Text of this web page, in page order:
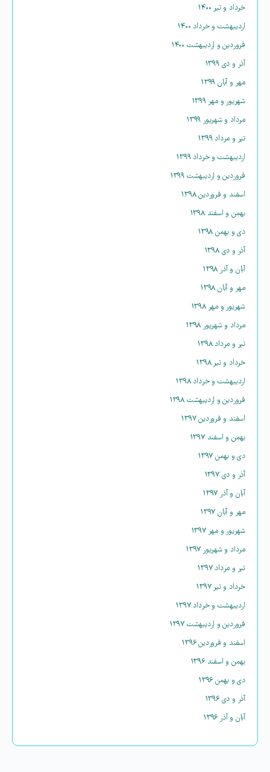
خرداد و تیر ۱۴۰۰
اردیبهشت و خرداد ۱۴۰۰
فروردین و اردیبهشت ۱۴۰۰
آذر و دی ۱۳۹۹
مهر و آبان ۱۳۹۹
شهریور و مهر ۱۳۹۹
مرداد و شهریور ۱۳۹۹
تیر و مرداد ۱۳۹۹
اردیبهشت و خرداد ۱۳۹۹
فروردین و اردیبهشت ۱۳۹۹
اسفند و فروردین ۱۳۹۸
بهمن و اسفند ۱۳۹۸
دی و بهمن ۱۳۹۸
آذر و دی ۱۳۹۸
آبان و آذر ۱۳۹۸
مهر و آبان ۱۳۹۸
شهریور و مهر ۱۳۹۸
مرداد و شهریور ۱۳۹۸
تیر و مرداد ۱۳۹۸
خرداد و تیر ۱۳۹۸
اردیبهشت و خرداد ۱۳۹۸
فروردین و اردیبهشت ۱۳۹۸
اسفند و فروردین ۱۳۹۷
بهمن و اسفند ۱۳۹۷
دی و بهمن ۱۳۹۷
آذر و دی ۱۳۹۷
آبان و آذر ۱۳۹۷
مهر و آبان ۱۳۹۷
شهریور و مهر ۱۳۹۷
مرداد و شهریور ۱۳۹۷
تیر و مرداد ۱۳۹۷
خرداد و تیر ۱۳۹۷
اردیبهشت و خرداد ۱۳۹۷
فروردین و اردیبهشت ۱۳۹۷
اسفند و فروردین ۱۳۹۶
بهمن و اسفند ۱۳۹۶
دی و بهمن ۱۳۹۶
آذر و دی ۱۳۹۶
آبان و آذر ۱۳۹۶